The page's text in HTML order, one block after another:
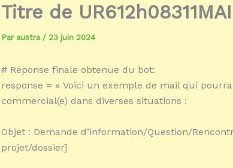
Titre de
Par austra / 23 juin 2024
# Réponse finale obtenue du bot:
response = « Voici un exemple de mail qui
commercial(e) dans diverses situations :
Objet : Demande d’information/Question/
projet/dossier]